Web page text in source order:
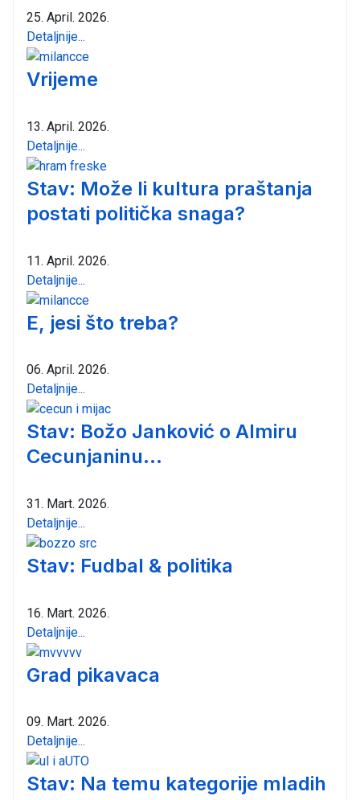
25. April. 2026.
Detaljnije...
Vrijeme
13. April. 2026.
Detaljnije...
Stav: Može li kultura praštanja
postati politička snaga?
11. April. 2026.
Detaljnije...
E, jesi što treba?
06. April. 2026.
Detaljnije...
Stav: Božo Janković o Almiru
Cecunjaninu...
31. Mart. 2026.
Detaljnije...
Stav: Fudbal & politika
16. Mart. 2026.
Detaljnije...
Grad pikavaca
09. Mart. 2026.
Detaljnije...
Stav: Na temu kategorije mladih